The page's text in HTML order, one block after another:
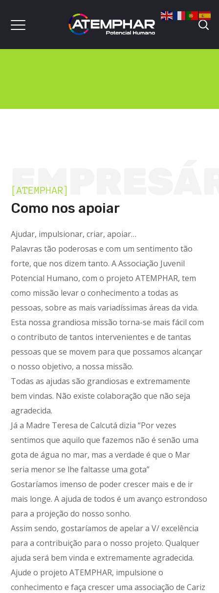
[ATEMPHAR]
Como nos apoiar
Ajudar, impulsionar, criar, apoiar…
Palavras tão poderosas e com um sentimento tão
forte, que nos dizem tanto. A Associação Juvenil
Potencial Humano, com o projeto ATEMPHAR, tem
como missão levar o conhecimento a todas as
pessoas, sobre as mais variadíssimas áreas da vida.
Esta nossa grandiosa missão torna-se mais fácil com
o contributo de tantos intervenientes e de tantas
pessoas que se movem para que possamos alcançar
o nosso objetivo, a nossa missão.
Todas as ajudas são grandiosas e extremamente
bem vindas. Não existe colaboração que não seja
agradecida.
Já a Madre Teresa de Calcutá dizia “Por vezes
sentimos que aquilo que fazemos não é senão uma
gota de água no mar, mas a verdade é que o Mar
seria menor se lhe faltasse uma gota”
Gostaríamos imenso de poder crescer mais e de ir
mais longe. A ajuda de todos é um avanço estrondoso
para a projeção do nosso sonho.
Assim sendo, gostaríamos de apelar a V/ excelência
para a contribuição para o nosso projeto. Qualquer
ajuda será bem vinda e extremamente agradecida.
Ajude o projeto ATEMPHAR, impulsione o
conhecimento e faça crescer uma associação de Cariz